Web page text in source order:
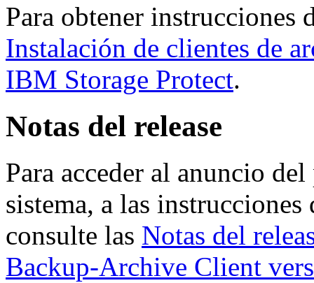
Para obtener instrucciones
Instalación de clientes de
IBM Storage Protect.
Notas del release
Para acceder al anuncio
sistema, a las
consulte las Notas del
Backup-Archive Client